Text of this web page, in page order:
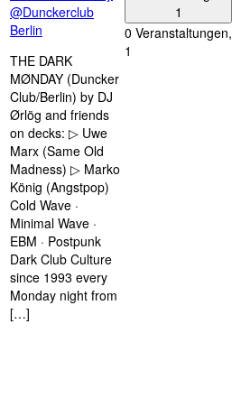
@Dunckerclub
Berlin
THE DARK
MØNDAY (Duncker
Club/Berlin) by DJ
Ørlög and friends
on decks: ▷ Uwe
Marx (Same Old
Madness) ▷ Marko
König (Angstpop)
Cold Wave ·
Minimal Wave ·
EBM · Postpunk
Dark Club Culture
since 1993 every
Monday night from
[…]
1
0 Veranstaltungen,
1